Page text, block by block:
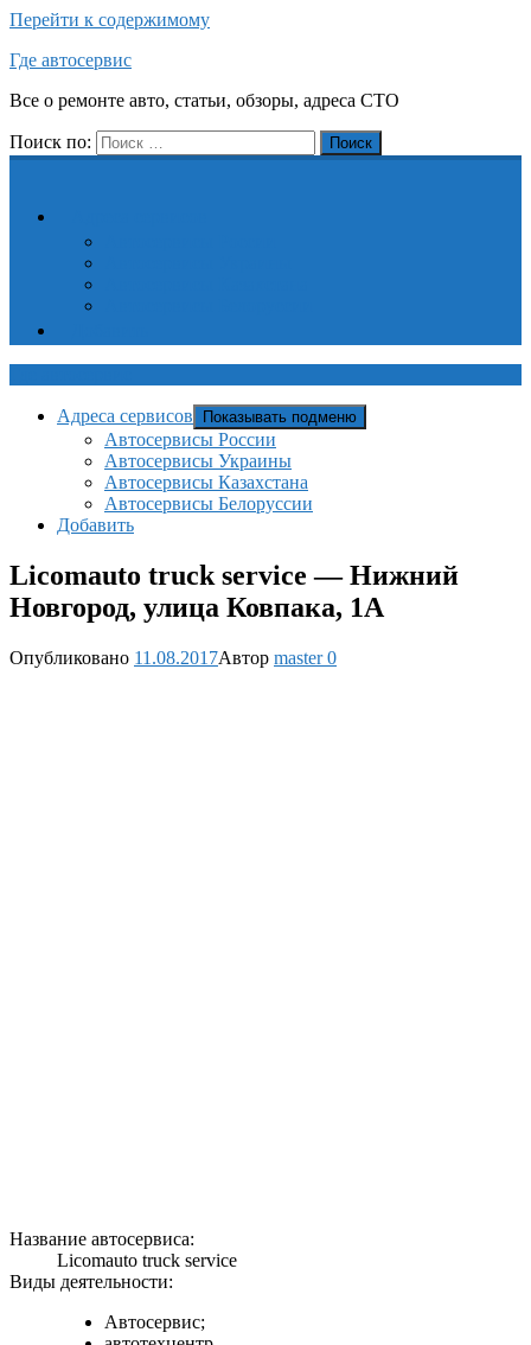
Перейти к содержимому
Где автосервис
Все о ремонте авто, статьи, обзоры, адреса СТО
Поиск по: Поиск
Адреса сервисов Показывать подменю
Автосервисы России
Автосервисы Украины
Автосервисы Казахстана
Автосервисы Белоруссии
Добавить
Licomauto truck service — Нижний
Новгород, улица Ковпака, 1А
Опубликовано 11.08.2017Автор master0
Название автосервиса:
Licomauto truck service
Виды деятельности:
Автосервис;